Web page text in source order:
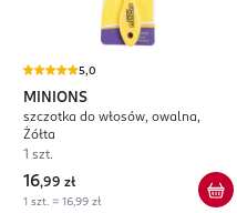
5,0
MINIONS
szczotka do włosów, owalna,
Żółta
1 szt.
16,99 zł
1 szt. = 16,99 zł